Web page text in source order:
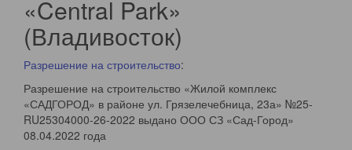
«Central Park»
(Владивосток)
Разрешение на строительство:
Разрешение на строительство «Жилой комплекс
«САДГОРОД» в районе ул. Грязелечебница, 23а» №25-
RU25304000-26-2022 выдано ООО СЗ «Сад-Город»
08.04.2022 года